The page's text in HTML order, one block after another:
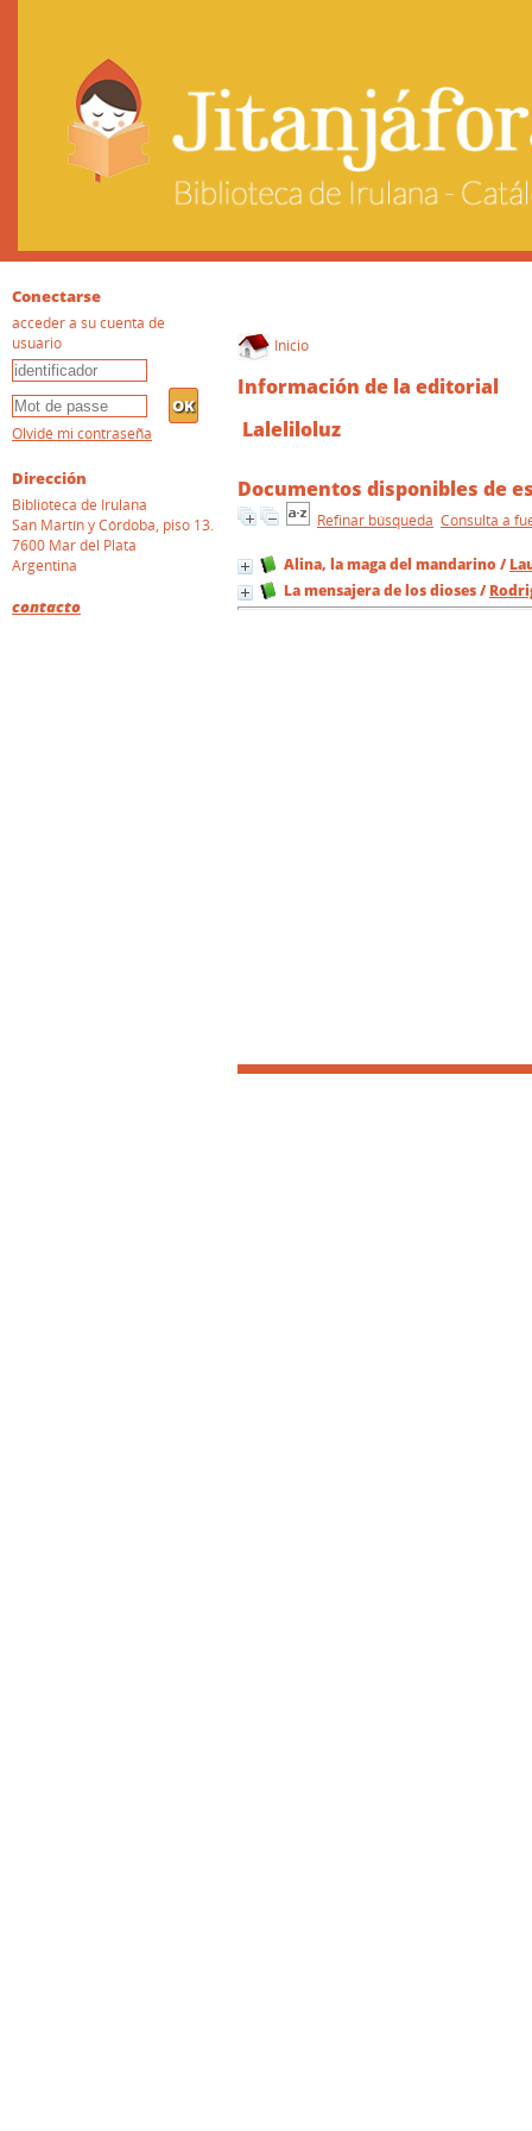
Inicio
Información de la editorial
Laleliloluz
Documentos disponibles de
Refinar búsqueda Consulta a
Alina, la maga del mandarino /
La mensajera de los dioses/
Conectarse
acceder a su cuenta de
usuario
Olvidé mi contraseña
Dirección
Biblioteca de Irulana
San Martín y Córdoba, piso 13.
7600 Mar del Plata
Argentina
contacto